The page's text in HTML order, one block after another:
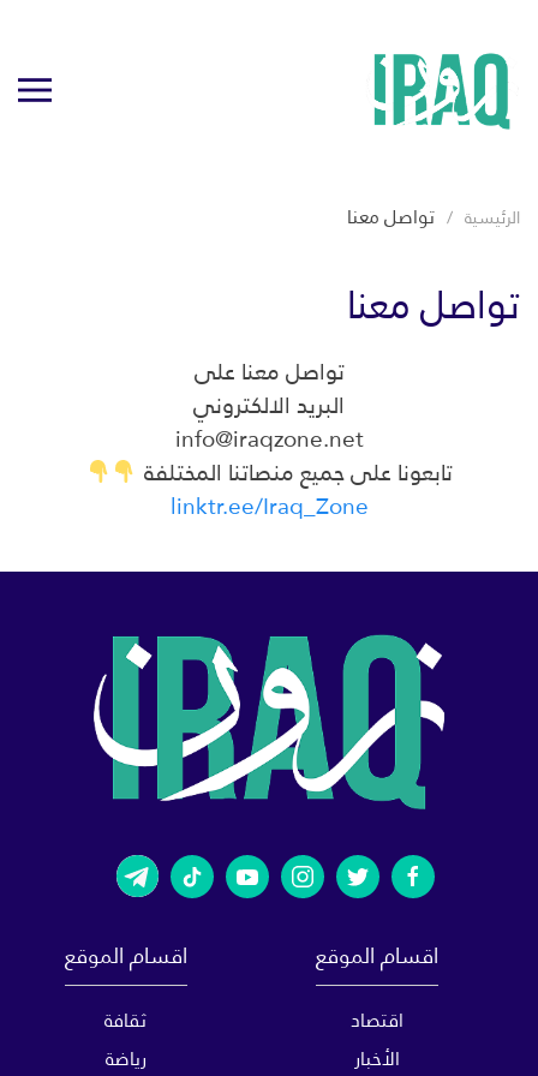
الرئيسية تواصل معنا
تواصل معنا
تواصل معنا على
البريد الالكتروني
info@iraqzone.net
تابعونا على جميع منصاتنا المختلفة
linktr.ee/Iraq_Zone
اقسام الموقع
اقتصاد
الأخبار
اقسام الموقع
ثقافة
رياضة